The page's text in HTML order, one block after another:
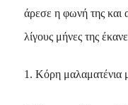
άρεσε η φωνή της και
λίγους μήνες της
1. Kόρη